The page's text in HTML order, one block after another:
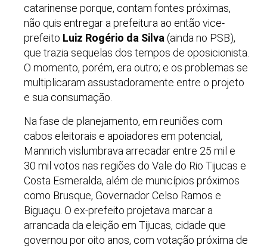
catarinense porque, contam fontes próximas,
não quis entregar a prefeitura ao então vice-
prefeito Luiz Rogério da Silva (ainda no PSB),
que trazia sequelas dos tempos de oposicionista.
O momento, porém, era outro; e os problemas se
multiplicaram assustadoramente entre o projeto
e sua consumação.
Na fase de planejamento, em reuniões com
cabos eleitorais e apoiadores em potencial,
Mannrich vislumbrava arrecadar entre 25 mil e
30 mil votos nas regiões do Vale do Rio Tijucas e
Costa Esmeralda, além de municípios próximos
como Brusque, Governador Celso Ramos e
Biguaçu. O ex-prefeito projetava marcar a
arrancada da eleição em Tijucas, cidade que
governou por oito anos, com votação próxima de